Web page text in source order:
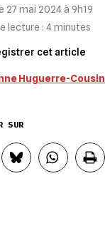
27 mai 2024 à 9h19
lecture : 4minutes
Huguerre-Cousin
SUR